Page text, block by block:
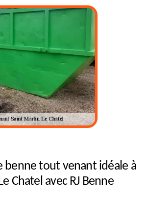
benne tout venant idéale à
Chatel avec RJ Benne